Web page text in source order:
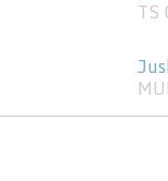
TS